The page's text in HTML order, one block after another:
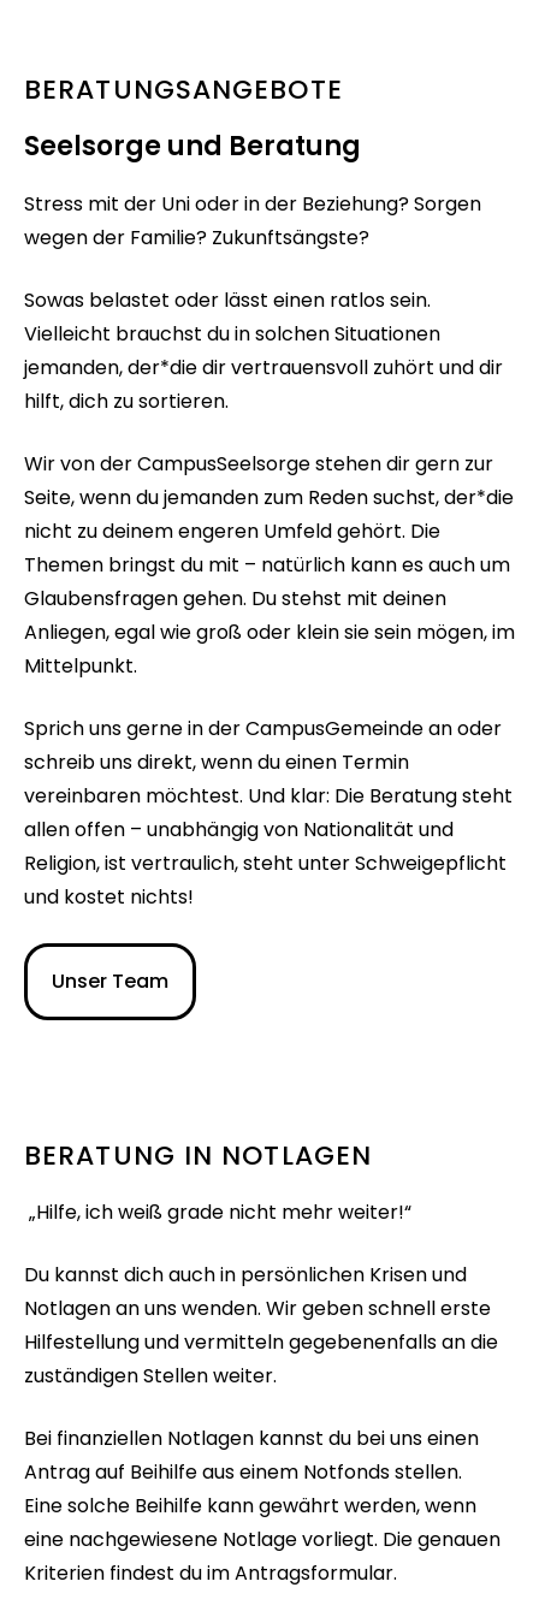
BERATUNGSANGEBOTE
Seelsorge und Beratung
Stress mit der Uni oder in der Beziehung? Sorgen
wegen der Familie? Zukunftsängste?
Sowas belastet oder lässt einen ratlos sein.
Vielleicht brauchst du in solchen Situationen
jemanden, der*die dir vertrauensvoll zuhört und dir
hilft, dich zu sortieren.
Wir von der CampusSeelsorge stehen dir gern zur
Seite, wenn du jemanden zum Reden suchst, der*die
nicht zu deinem engeren Umfeld gehört. Die
Themen bringst du mit – natürlich kann es auch um
Glaubensfragen gehen. Du stehst mit deinen
Anliegen, egal wie groß oder klein sie sein mögen, im
Mittelpunkt.
Sprich uns gerne in der CampusGemeinde an oder
schreib uns direkt, wenn du einen Termin
vereinbaren möchtest. Und klar: Die Beratung steht
allen offen – unabhängig von Nationalität und
Religion, ist vertraulich, steht unter Schweigepflicht
und kostet nichts!
Unser Team
BERATUNG IN NOTLAGEN
„Hilfe, ich weiß grade nicht mehr weiter!“
Du kannst dich auch in persönlichen Krisen und
Notlagen an uns wenden. Wir geben schnell erste
Hilfestellung und vermitteln gegebenenfalls an die
zuständigen Stellen weiter.
Bei finanziellen Notlagen kannst du bei uns einen
Antrag auf Beihilfe aus einem Notfonds stellen.
Eine solche Beihilfe kann gewährt werden, wenn
eine nachgewiesene Notlage vorliegt. Die genauen
Kriterien findest du im Antragsformular.